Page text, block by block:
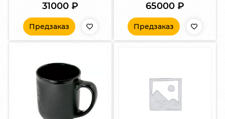
31000 ₽
Предзаказ
65000 ₽
Предзаказ